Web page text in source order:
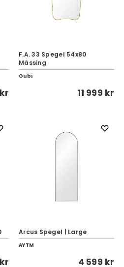
F.A. 33 Spegel 54x80
Mässing
Gubi
11 999 kr
Arcus Spegel | Large
AYTM
4 599 kr